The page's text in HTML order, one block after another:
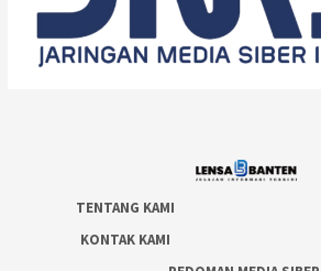
TENTANG KAMI
KONTAK KAMI